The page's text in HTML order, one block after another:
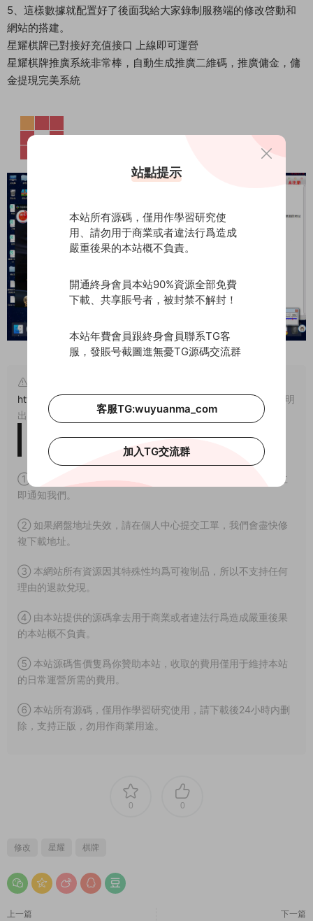
5、這樣數據就配置好了後面我給大家錄制服務端的修改啓動和
網站的搭建。
星耀棋牌已對接好充值接口 上線即可運營
星耀棋牌推廣系統非常棒，自動生成推廣二維碼，推廣傭金，傭
金提現完美系統
https://www.wuyuanma.com/jxjc/qpdj/535.html，轉載請注明
出處。
版權免責聲明
① 本站所有源碼均爲網上搜集，如涉及或侵害到您的版權請立
即通知我們。
② 如果網盤地址失效，請在個人中心提交工單，我們會盡快修
複下載地址。
③ 本網站所有資源因其特殊性均爲可複制品，所以不支持任何
理由的退款兌現。
④ 由本站提供的源碼拿去用于商業或者違法行爲造成嚴重後果
的本站概不負責。
⑤ 本站源碼售價隻爲你贊助本站，收取的費用僅用于維持本站
的日常運營所需的費用。
⑥ 本站所有源碼，僅用作學習研究使用，請下載後24小時内删
除，支持正版，勿用作商業用途。
0 0
修改 星耀 棋牌
上一篇 下一篇
站點提示
本站所有源碼，僅用作學習研究使
用、請勿用于商業或者違法行爲造成
嚴重後果的本站概不負責。
開通終身會員本站90%資源全部免費
下載、共享賬号者，被封禁不解封！
本站年費會員跟終身會員聯系TG客
服，發賬号截圖進無憂TG源碼交流群
客服TG:wuyuanma_com
加入TG交流群